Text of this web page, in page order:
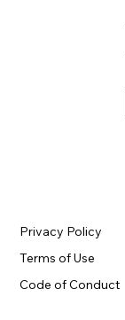
Terms of Use
Privacy Policy
Code of Conduct